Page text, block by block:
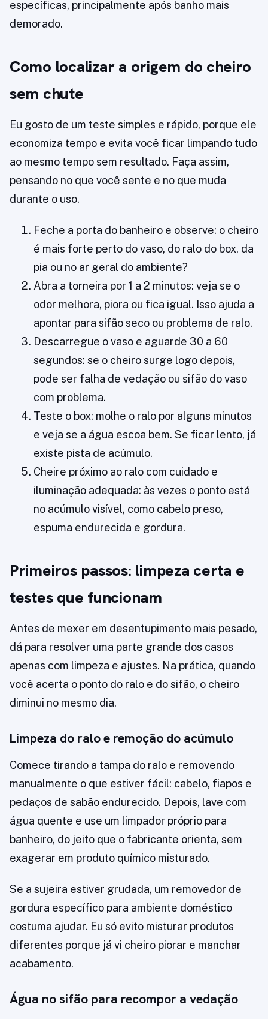
específicas, principalmente após banho mais
demorado.
Como localizar a origem do cheiro
sem chute
Eu gosto de um teste simples e rápido, porque ele
economiza tempo e evita você ficar limpando tudo
ao mesmo tempo sem resultado. Faça assim,
pensando no que você sente e no que muda
durante o uso.
Feche a porta do banheiro e observe: o cheiro
é mais forte perto do vaso, do ralo do box, da
pia ou no ar geral do ambiente?
Abra a torneira por 1 a 2 minutos: veja se o
odor melhora, piora ou fica igual. Isso ajuda a
apontar para sifão seco ou problema de ralo.
Descarregue o vaso e aguarde 30 a 60
segundos: se o cheiro surge logo depois,
pode ser falha de vedação ou sifão do vaso
com problema.
Teste o box: molhe o ralo por alguns minutos
e veja se a água escoa bem. Se ficar lento, já
existe pista de acúmulo.
Cheire próximo ao ralo com cuidado e
iluminação adequada: às vezes o ponto está
no acúmulo visível, como cabelo preso,
espuma endurecida e gordura.
Primeiros passos: limpeza certa e
testes que funcionam
Antes de mexer em desentupimento mais pesado,
dá para resolver uma parte grande dos casos
apenas com limpeza e ajustes. Na prática, quando
você acerta o ponto do ralo e do sifão, o cheiro
diminui no mesmo dia.
Limpeza do ralo e remoção do acúmulo
Comece tirando a tampa do ralo e removendo
manualmente o que estiver fácil: cabelo, fiapos e
pedaços de sabão endurecido. Depois, lave com
água quente e use um limpador próprio para
banheiro, do jeito que o fabricante orienta, sem
exagerar em produto químico misturado.
Se a sujeira estiver grudada, um removedor de
gordura específico para ambiente doméstico
costuma ajudar. Eu só evito misturar produtos
diferentes porque já vi cheiro piorar e manchar
acabamento.
Água no sifão para recompor a vedação